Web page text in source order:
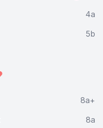
4a
5b
8a+
8a